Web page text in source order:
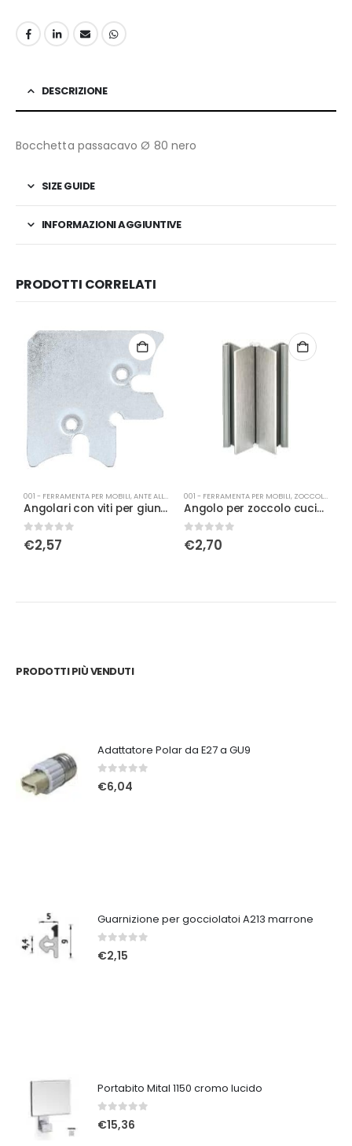
DESCRIZIONE
Bocchetta passacavo Ø 80 nero
SIZE GUIDE
INFORMAZIONI AGGIUNTIVE
PRODOTTI CORRELATI
001 - FERRAMENTA PER MOBILI,ANTE ALLUMINIO
Angolari con viti per giunzione profilo alluminio 50mm
0Su 5
€2,57
001 - FERRAMENTA PER MOBILI, ZOCCOLI E ACCESSORI
Angolo per zoccolo cucina in all. H120
0Su 5
€2,70
PRODOTTI PIÙ VENDUTI
Adattatore Polar da E27 a GU9
0Su 5
€6,04
Guarnizione per gocciolatoi A213 marrone
0Su 5
€2,15
Portabito Mital 1150 cromo lucido
0Su 5
€15,36